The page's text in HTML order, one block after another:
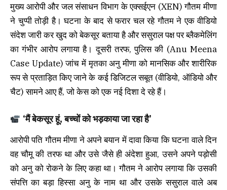
मुख्य आरोपी और जल संसाधन विभाग के एक्सईएन (XEN) गौतम मीणा
ने चुप्पी तोड़ी है। घटना के बाद से फरार चल रहे गौतम ने एक वीडियो
संदेश जारी कर खुद को बेकसूर बताया है और ससुराल पक्ष पर ब्लैकमेलिंग
का गंभीर आरोप लगाया है। दूसरी तरफ, पुलिस की (Anu Meena
Case Update) जांच में मृतका अनु मीणा को मानसिक और शारीरिक
रूप से प्रताड़ित किए जाने के कई डिजिटल सबूत (वीडियो, ऑडियो और
चैट) सामने आए हैं, जो केस को एक नई दिशा दे रहे हैं।
‘मैं बेकसूर हूं, बच्चों को भड़काया जा रहा है’
आरोपी पति गौतम मीणा ने अपने बयान में दावा किया कि घटना वाले दिन
वह चौमू की तरफ था और उसे जैसे ही अंदेशा हुआ, उसने अपने पड़ोसी
को अनु को रोकने के लिए कहा था। गौतम ने आरोप लगाया कि उसकी
संपत्ति का बड़ा हिस्सा अनु के नाम था और उसके ससुराल वाले अब